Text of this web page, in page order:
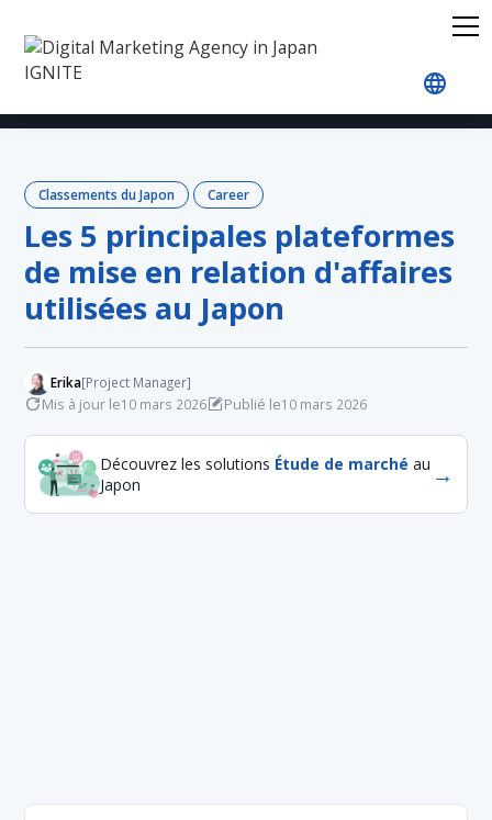
Les 5
Classements du Japon Career
Les 5 principales plateformes
de mise en relation d'affaires
utilisées au Japon
Erika[Project Manager]
Mis à jour le10 mars 2026 Publié le10 mars 2026
Découvrez les solutions Étude de marché au
Japon
→